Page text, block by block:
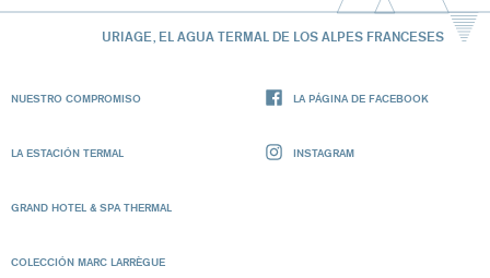
URIAGE, EL AGUA TERMAL DE LOS ALPES FRANCESES
NUESTRO COMPROMISO
LA ESTACIÓN TERMAL
GRAND HOTEL & SPA THERMAL
COLECCIÓN MARC LARRÈGUE
LA PÁGINA DE FACEBOOK
INSTAGRAM